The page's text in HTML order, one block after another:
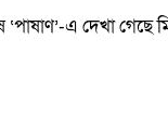
‘পাষাণ’-এ দেখা